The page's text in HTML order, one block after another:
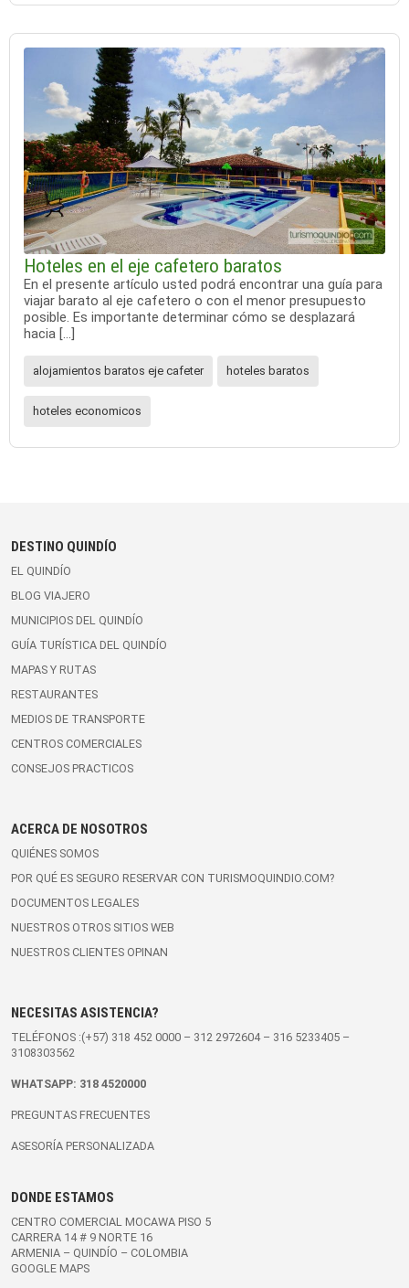
Hoteles en el eje cafetero baratos
En el presente artículo usted podrá encontrar una guía para
viajar barato al eje cafetero o con el menor presupuesto
posible. Es importante determinar cómo se desplazará
hacia […]
alojamientos baratos eje cafeter hoteles baratos
hoteles economicos
DESTINO QUINDÍO
EL QUINDÍO
BLOG VIAJERO
MUNICIPIOS DEL QUINDÍO
GUÍA TURÍSTICA DEL QUINDÍO
MAPAS Y RUTAS
RESTAURANTES
MEDIOS DE TRANSPORTE
CENTROS COMERCIALES
CONSEJOS PRACTICOS
ACERCA DE NOSOTROS
QUIÉNES SOMOS
POR QUÉ ES SEGURO RESERVAR CON TURISMOQUINDIO.COM?
DOCUMENTOS LEGALES
NUESTROS OTROS SITIOS WEB
NUESTROS CLIENTES OPINAN
NECESITAS ASISTENCIA?
TELÉFONOS :(+57) 318 452 0000 – 312 2972604– 316 5233405 –
3108303562
WHATSAPP: 318 4520000
PREGUNTAS FRECUENTES
ASESORÍA PERSONALIZADA
DONDE ESTAMOS
CENTRO COMERCIAL MOCAWA PISO 5
CARRERA 14 # 9 NORTE 16
ARMENIA – QUINDÍO – COLOMBIA
GOOGLE MAPS